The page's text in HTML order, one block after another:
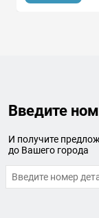
Введите
И получите
до Вашего города